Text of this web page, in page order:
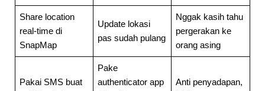
Share location
real-time di
SnapMap
Update lokasi
pas sudah pulang
Nggak kasih tahu
pergerakan ke
orang asing
Pakai SMS buat
Pake
authenticator app
Anti penyadapan,